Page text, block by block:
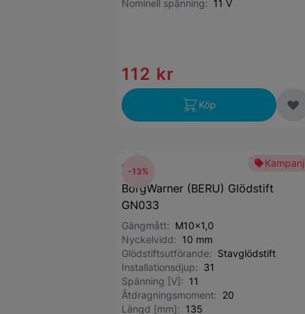
Nominell spänning: 11 V
112 kr
Köp
Kampanj
BERU
BorgWarner (BERU) Glödstift
GN033
Gängmått: M10x1,0
Nyckelvidd: 10 mm
Glödstiftsutförande: Stavglödstift
Installationsdjup: 31
Spänning [V]: 11
Åtdragningsmoment: 20
Längd [mm]: 135
-13%